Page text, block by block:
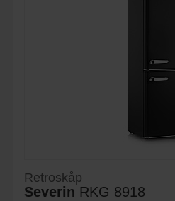
Retroskåp
Severin RKG 8918